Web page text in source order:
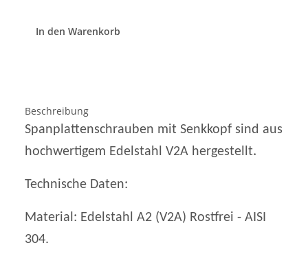
In den Warenkorb
Beschreibung
Spanplattenschrauben mit Senkkopf sind aus
hochwertigem Edelstahl V2A hergestellt.
Technische Daten:
Material: Edelstahl A2 (V2A) Rostfrei - AISI
304.